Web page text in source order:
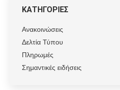
ΚΑΤΗΓΟΡΙΕΣ
Ανακοινώσεις
Δελτία Τύπου
Πληρωμές
Σημαντικές ειδήσεις